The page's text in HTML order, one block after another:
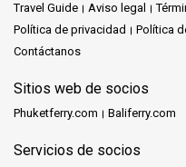
Travel Guide
Aviso legal
Política de privacidad
Política
Contáctanos
Sitios web de socios
Phuketferry.com Baliferry.com
Servicios de socios